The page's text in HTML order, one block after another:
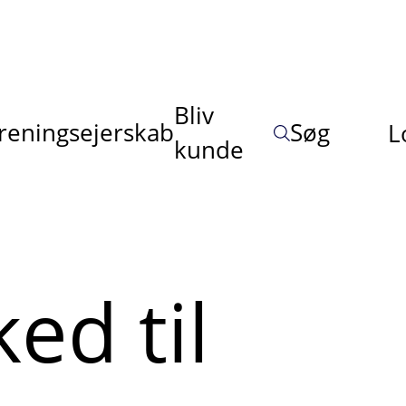
Bliv
kunde
Søg
til